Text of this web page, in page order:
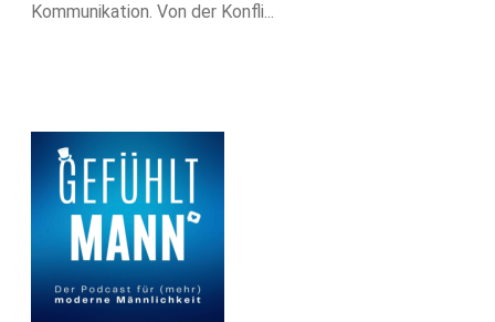
Kommunikation. Von der Konfli...